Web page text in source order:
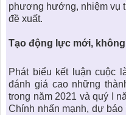
phương hướng, nhiệm vụ
đề xuất.
Tạo động lực mới,
Phát biểu kết luận cuộc
đánh giá cao những
trong năm 2021 và quý I
Chính nhấn mạnh, dự